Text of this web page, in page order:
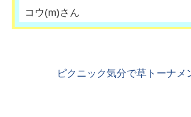
コウ(m)さん
ピクニック気分で草トーナメ